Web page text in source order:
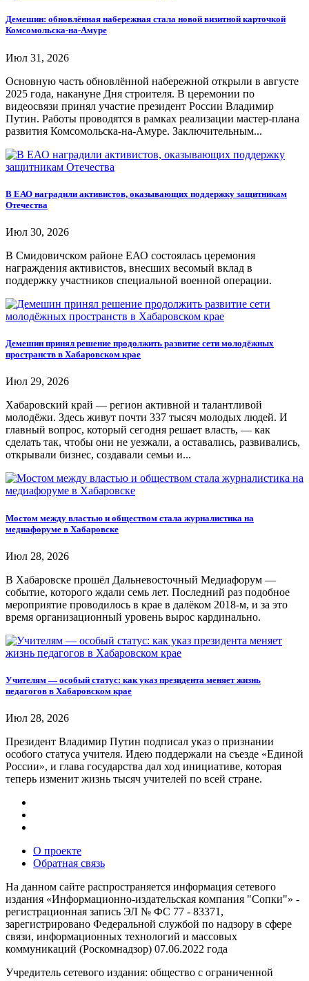
Демешин: обновлённая набережная стала новой визитной карточкой
Комсомольска-на-Амуре
Июл 31, 2026
Основную часть обновлённой набережной открыли в августе
2025 года, накануне Дня строителя. В церемонии по
видеосвязи принял участие президент России Владимир
Путин. Работы проводятся в рамках реализации мастер-плана
развития Комсомольска-на-Амуре. Заключительным...
В ЕАО наградили активистов, оказывающих поддержку защитникам
Отечества
Июл 30, 2026
В Смидовичском районе ЕАО состоялась церемония
награждения активистов, внесших весомый вклад в
поддержку участников специальной военной операции.
Демешин принял решение продолжить развитие сети молодёжных
пространств в Хабаровском крае
Июл 29, 2026
Хабаровский край — регион активной и талантливой
молодёжи. Здесь живут почти 337 тысяч молодых людей. И
главный вопрос, который сегодня решает власть, — как
сделать так, чтобы они не уезжали, а оставались, развивались,
открывали бизнес, создавали семьи и...
Мостом между властью и обществом стала журналистика на
медиафоруме в Хабаровске
Июл 28, 2026
В Хабаровске прошёл Дальневосточный Медиафорум —
событие, которого ждали семь лет. Последний раз подобное
мероприятие проводилось в крае в далёком 2018-м, и за это
время организационный уровень вырос кардинально.
Учителям — особый статус: как указ президента меняет жизнь
педагогов в Хабаровском крае
Июл 28, 2026
Президент Владимир Путин подписал указ о признании
особого статуса учителя. Идею поддержали на съезде «Единой
России», и глава государства дал ход инициативе, которая
теперь изменит жизнь тысяч учителей по всей стране.
О проекте
Обратная связь
На данном сайте распространяется информация сетевого
издания «Информационно-издательская компания "Сопки"» -
регистрационная запись ЭЛ № ФС 77 - 83371,
зарегистрировано Федеральной службой по надзору в сфере
связи, информационных технологий и массовых
коммуникаций (Роскомнадзор) 07.06.2022 года
Учредитель сетевого издания: общество с ограниченной